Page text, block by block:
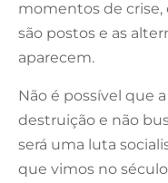
momentos de crise,
são postos e as
aparecem.
Não é possível que
destruição e não
será uma luta
que vimos no